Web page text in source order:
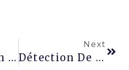
Présentation D’ACE Sécurité
Next
Détection De Personnes Applicables Aux Chantiers De Construction